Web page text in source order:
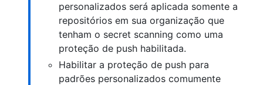
personalizados será aplicada somente a
repositórios em sua organização que
tenham o secret scanning como uma
proteção de push habilitada.
Habilitar a proteção de push para
padrões personalizados comumente